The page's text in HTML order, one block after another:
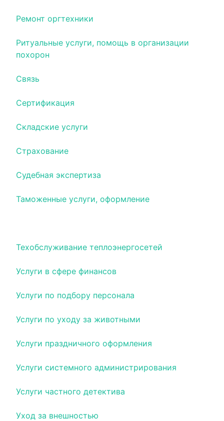
Ремонт оргтехники
Ритуальные услуги, помощь в организации
похорон
Связь
Сертификация
Складские услуги
Страхование
Судебная экспертиза
Таможенные услуги, оформление
Техобслуживание теплоэнергосетей
Услуги в сфере финансов
Услуги по подбору персонала
Услуги по уходу за животными
Услуги праздничного оформления
Услуги системного администрирования
Услуги частного детектива
Уход за внешностью